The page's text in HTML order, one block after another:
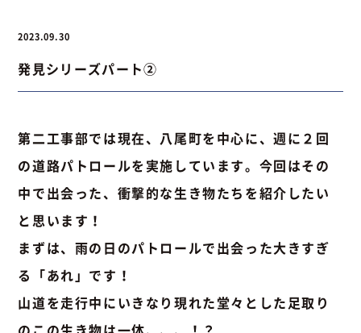
お問い合わせ 076-441-3201
2023.09.30
発見シリーズパート②
第二工事部では現在、八尾町を中心に、週に２回
の道路パトロールを実施しています。今回はその
中で出会った、衝撃的な生き物たちを紹介したい
と思います！
まずは、雨の日のパトロールで出会った大きすぎ
る「あれ」です！
山道を走行中にいきなり現れた堂々とした足取り